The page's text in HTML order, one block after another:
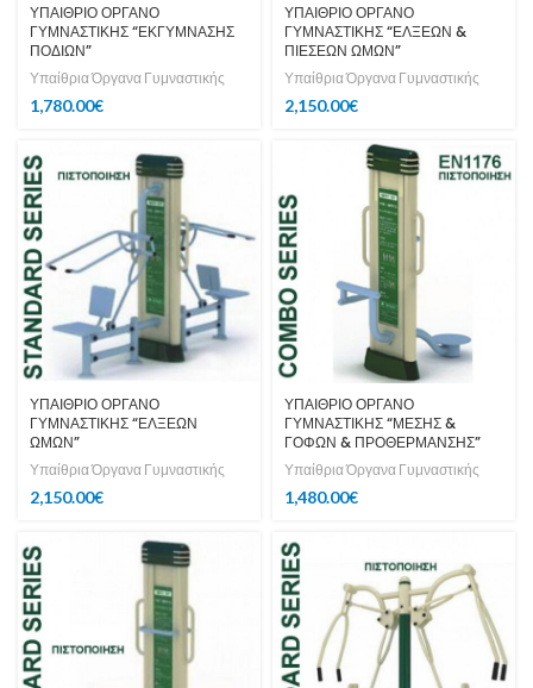
ΥΠΑΙΘΡΙΟ ΟΡΓΑΝΟ
ΓΥΜΝΑΣΤΙΚΗΣ “ΕΚΓΥΜΝΑΣΗΣ
ΠΟΔΙΩΝ”
Υπαίθρια Όργανα Γυμναστικής
1,780.00€
ΥΠΑΙΘΡΙΟ ΟΡΓΑΝΟ
ΓΥΜΝΑΣΤΙΚΗΣ “ΕΛΞΕΩΝ &
ΠΙΕΣΕΩΝ ΩΜΩΝ”
Υπαίθρια Όργανα Γυμναστικής
2,150.00€
ΥΠΑΙΘΡΙΟ ΟΡΓΑΝΟ
ΓΥΜΝΑΣΤΙΚΗΣ “ΕΛΞΕΩΝ
ΩΜΩΝ”
Υπαίθρια Όργανα Γυμναστικής
2,150.00€
ΥΠΑΙΘΡΙΟ ΟΡΓΑΝΟ
ΓΥΜΝΑΣΤΙΚΗΣ “ΜΕΣΗΣ &
ΓΟΦΩΝ & ΠΡΟΘΕΡΜΑΝΣΗΣ”
Υπαίθρια Όργανα Γυμναστικής
1,480.00€